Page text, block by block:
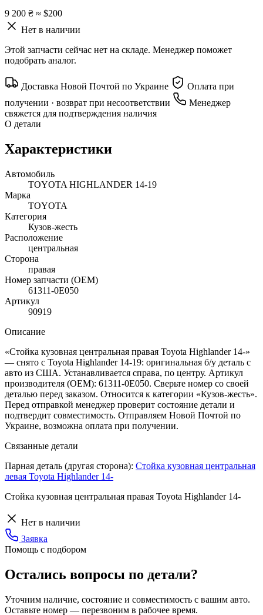
9 200 ₴ ≈ $200
Нет в наличии
Этой запчасти сейчас нет на складе. Менеджер поможет
подобрать аналог.
Доставка Новой Почтой по Украине
Оплата при
получении · возврат при несоответствии
Менеджер
свяжется для подтверждения наличия
О детали
Характеристики
Автомобиль
TOYOTA HIGHLANDER 14-19
Марка
TOYOTA
Категория
Кузов-жесть
Расположение
центральная
Сторона
правая
Номер запчасти (OEM)
61311-0E050
Артикул
90919
Описание
«Стойка кузовная центральная правая Toyota Highlander 14-»
— снято с Toyota Highlander 14-19: оригинальная б/у деталь с
авто из США. Устанавливается справа, по центру. Артикул
производителя (OEM): 61311-0E050. Сверьте номер со своей
деталью перед заказом. Относится к категории «Кузов-жесть».
Перед отправкой менеджер проверит состояние детали и
подтвердит совместимость. Отправляем Новой Почтой по
Украине, возможна оплата при получении.
Связанные детали
Парная деталь (другая сторона): Стойка кузовная центральная
левая Toyota Highlander 14-
Стойка кузовная центральная правая Toyota Highlander 14-
Нет в наличии
Заявка
Помощь с подбором
Остались вопросы по детали?
Уточним наличие, состояние и совместимость с вашим авто.
Оставьте номер — перезвоним в рабочее время.